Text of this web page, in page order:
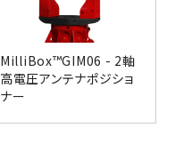
MilliBox™GIM06 - 2軸
高電圧アンテナポジショ
ナー